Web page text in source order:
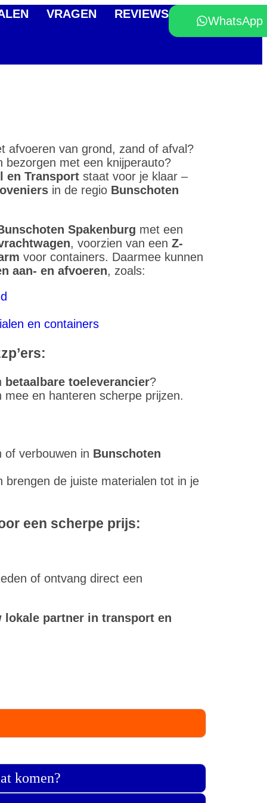
VRAGEN REVIEWS
WhatsApp
afvoeren van grond, zand of afval?
bezorgen met een knijperauto?
en Transport staat voor je klaar –
in de regio Bunschoten
Spakenburg met een
, voorzien van een Z-
voor containers. Daarmee kunnen
aan- en afvoeren, zoals:
en containers
betaalbare toeleverancier?
en hanteren scherpe prijzen.
of verbouwen in Bunschoten
brengen de juiste materialen tot in je
een scherpe prijs:
of ontvang direct een
lokale partner in transport en
komen?